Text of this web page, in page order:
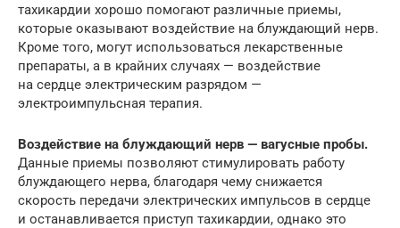
тахикардии хорошо помогают различные приемы,
которые оказывают воздействие на блуждающий нерв.
Кроме того, могут использоваться лекарственные
препараты, а в крайних случаях — воздействие
на сердце электрическим разрядом —
электроимпульсная терапия.
Воздействие на блуждающий нерв — вагусные пробы.
Данные приемы позволяют стимулировать работу
блуждающего нерва, благодаря чему снижается
скорость передачи электрических импульсов в сердце
и останавливается приступ тахикардии, однако это